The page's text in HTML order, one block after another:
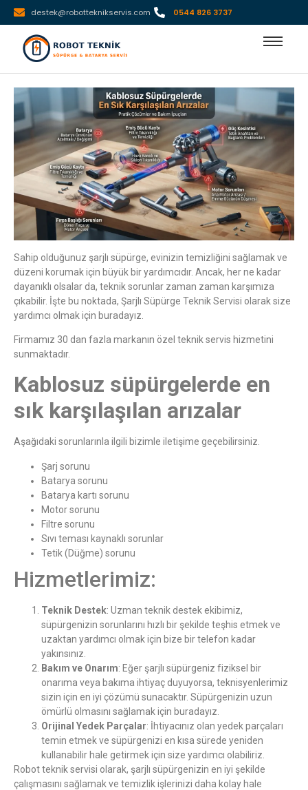
destek@robotteknikservis.com 0544 826 3737
Sahip olduğunuz şarjlı süpürge, evinizin temizliğini sağlamak ve
düzeni korumak için büyük bir yardımcıdır. Ancak, her ne kadar
dayanıklı olsalar da, teknik sorunlar zaman zaman karşımıza
çıkabilir. İşte bu noktada, Şarjlı Süpürge Teknik Servisi olarak size
yardımcı olmak için buradayız.
Firmamız 30 dan fazla markanın özel teknik servis hizmetini
sunmaktadır.
Kablosuz süpürgelerde en
sık karşılaşılan arızalar
Aşağıdaki sorunlarınla ilgili bizimle iletişime geçebilirsiniz.
Şarj sorunu
Batarya sorunu
Batarya kartı sorunu
Motor sorunu
Filtre sorunu
Sıvı teması kaynaklı sorunlar
Tetik (Düğme) sorunu
Hizmetlerimiz:
Teknik Destek: Uzman teknik destek ekibimiz,
süpürgenizin sorunlarını hızlı bir şekilde teşhis etmek ve
uzaktan yardımcı olmak için bize bir telefon kadar
yakınsınız.
Bakım ve Onarım: Eğer şarjlı süpürgeniz fiziksel bir
onarıma veya bakıma ihtiyaç duyuyorsa, teknisyenlerimiz
sizin için en iyi çözümü sunacaktır. Süpürgenizin uzun
ömürlü olmasını sağlamak için buradayız.
Orijinal Yedek Parçalar: İhtiyacınız olan yedek parçaları
temin etmek ve süpürgenizi en kısa sürede yeniden
kullanabilir hale getirmek için size yardımcı olabiliriz.
Robot teknik servisi olarak, şarjlı süpürgenizin en iyi şekilde
çalışmasını sağlamak ve temizlik işlerinizi daha kolay hale